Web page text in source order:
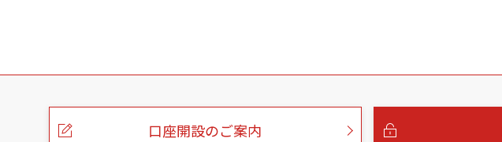
こ
口座開設のご案内